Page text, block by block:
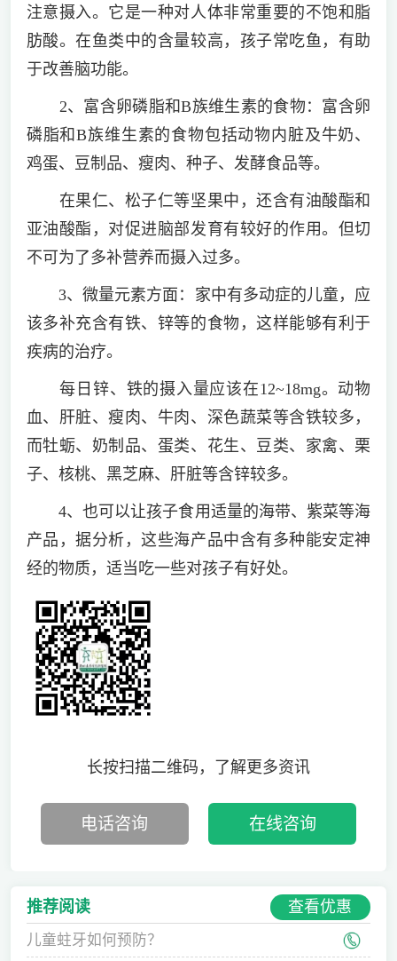
注意摄入。它是一种对人体非常重要的不饱和脂
肪酸。在鱼类中的含量较高，孩子常吃鱼，有助
于改善脑功能。
2、富含卵磷脂和B族维生素的食物：富含卵
磷脂和B族维生素的食物包括动物内脏及牛奶、
鸡蛋、豆制品、瘦肉、种子、发酵食品等。
在果仁、松子仁等坚果中，还含有油酸酯和
亚油酸酯，对促进脑部发育有较好的作用。但切
不可为了多补营养而摄入过多。
3、微量元素方面：家中有多动症的儿童，应
该多补充含有铁、锌等的食物，这样能够有利于
疾病的治疗。
每日锌、铁的摄入量应该在12~18mg。动物
血、肝脏、瘦肉、牛肉、深色蔬菜等含铁较多，
而牡蛎、奶制品、蛋类、花生、豆类、家禽、栗
子、核桃、黑芝麻、肝脏等含锌较多。
4、也可以让孩子食用适量的海带、紫菜等海
产品，据分析，这些海产品中含有多种能安定神
经的物质，适当吃一些对孩子有好处。
长按扫描二维码，了解更多资讯
电话咨询 在线咨询
推荐阅读 查看优惠
儿童蛀牙如何预防？